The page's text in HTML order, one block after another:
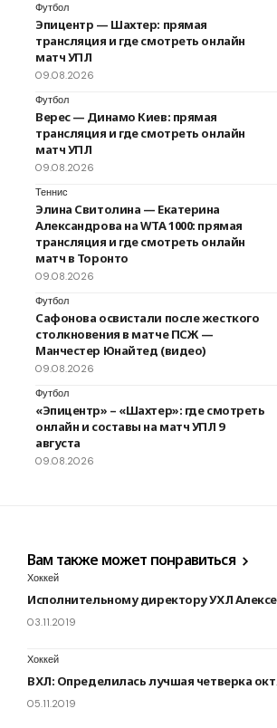
Футбол
Эпицентр — Шахтер: прямая
трансляция и где смотреть онлайн
матч УПЛ
09.08.2026
Футбол
Верес — Динамо Киев: прямая
трансляция и где смотреть онлайн
матч УПЛ
09.08.2026
Теннис
Элина Свитолина — Екатерина
Александрова на WTA 1000: прямая
трансляция и где смотреть онлайн
матч в Торонто
09.08.2026
Футбол
Сафонова освистали после жесткого
столкновения в матче ПСЖ —
Манчестер Юнайтед (видео)
09.08.2026
Футбол
«Эпицентр» – «Шахтер»: где смотреть
онлайн и составы на матч УПЛ 9
августа
09.08.2026
Вам также может понравиться
Хоккей
Исполнительному директору УХЛ
03.11.2019
Хоккей
ВХЛ: Определилась лучшая четверка
05.11.2019